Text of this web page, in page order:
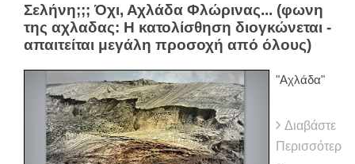
Σελήνη;;; Όχι, Αχλάδα Φλώρινας... (φωνη
της αχλαδας: Η κατολίσθηση διογκώνεται -
απαιτείται μεγάλη προσοχή από όλους)
"Αχλάδα"
Διαβάστε
Περισσότερ